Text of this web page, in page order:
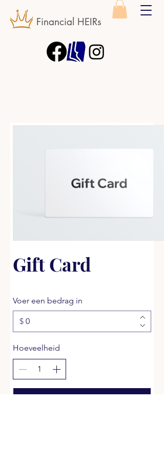
Financial HEIRs
Gift Card
Voer een bedrag in
$
Hoeveelheid